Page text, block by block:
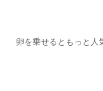
卵を乗せるともっと人